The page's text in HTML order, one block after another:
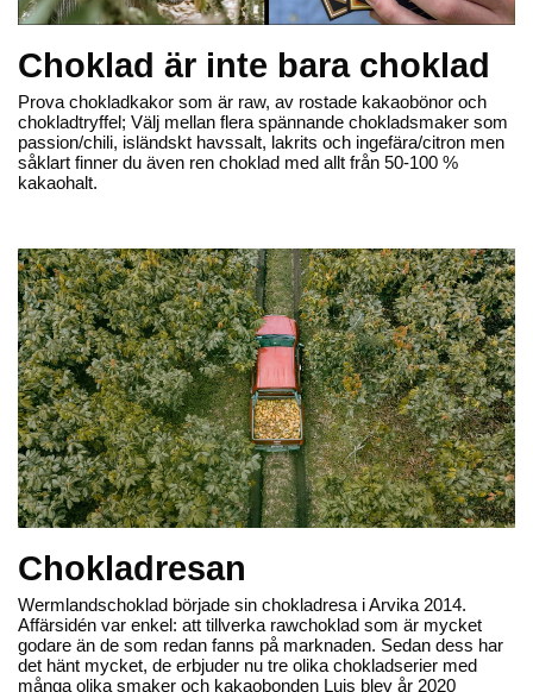
Choklad är inte bara choklad
Prova chokladkakor som är raw, av rostade kakaobönor och
chokladtryffel; Välj mellan flera spännande chokladsmaker som
passion/chili, isländskt havssalt, lakrits och ingefära/citron men
såklart finner du även ren choklad med allt från 50-100 %
kakaohalt.
Chokladresan
Wermlandschoklad började sin chokladresa i Arvika 2014.
Affärsidén var enkel: att tillverka rawchoklad som är mycket
godare än de som redan fanns på marknaden. Sedan dess har
det hänt mycket, de erbjuder nu tre olika chokladserier med
många olika smaker och kakaobonden Luis blev år 2020
Lägg till 65,30 kr Lägg till 65,30 kr
Wermlands Choklad
73% rawchoklad med kaffe
Lägg till 65,30 kr
Wermlands Choklad
73% rawchoklad med lakrits
Lägg till 65,30 kr
Ekologisk
Wermlands Choklad
73% rawchoklad original
Ekologisk
Wermlands Choklad
73% rawchoklad med apelsin &